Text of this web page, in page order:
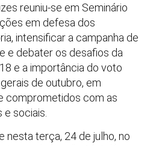
reuniu-se em Seminário
em defesa dos
intensificar a campanha de
e debater os desafios da
e a importância do voto
de outubro, em
comprometidos com as
sociais.
nesta terça, 24 de julho, no